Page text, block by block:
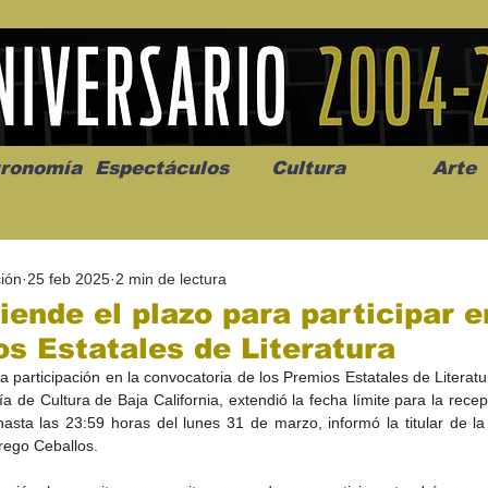
Espectáculos Cultura Arte
el plazo para participar
Estatales de Literatura
25 feb 2025 2 min de lectura
participación en la convocatoria de los Premios Estatales de
de Cultura de Baja California, extendió la fecha límite para la
las 23:59 horas del lunes 31 de marzo, informó la titular de la
Ceballos.
abre la
de alto impacto
Celebran el mes del amor
en la Casa de la Cultura
Progreso con micrófono
"Me llamo
realista y
puesta en